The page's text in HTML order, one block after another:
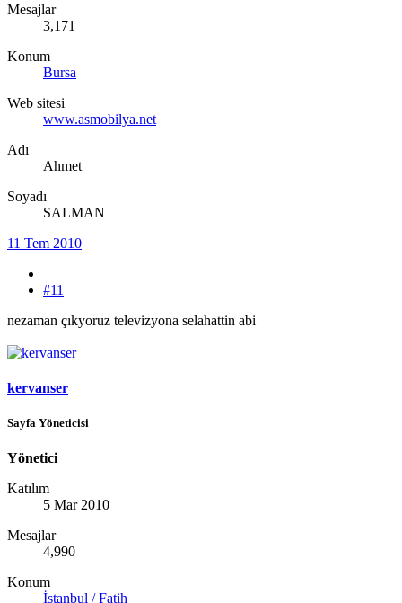
Mesajlar
3,171
Konum
Bursa
Web sitesi
www.asmobilya.net
Adı
Ahmet
Soyadı
SALMAN
11 Tem 2010
#11
nezaman çıkyoruz televizyona selahattin abi
kervanser
Sayfa Yöneticisi
Yönetici
Katılım
5 Mar 2010
Mesajlar
4,990
Konum
İstanbul / Fatih